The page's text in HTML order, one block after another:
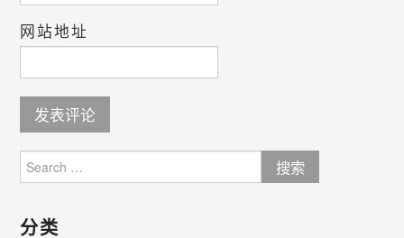
网站地址
for:
分类